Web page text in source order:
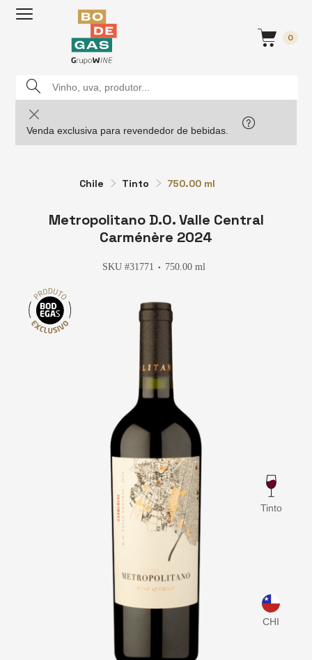
0
Venda exclusiva para revendedor de bebidas.
Chile Tinto 750.00 ml
Metropolitano D.O. Valle Central
Carménère 2024
SKU #31771 ● 750.00 ml
Tinto